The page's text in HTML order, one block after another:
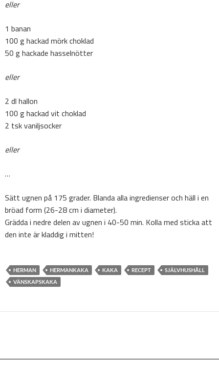
eller
1 banan
100 g hackad mörk choklad
50 g hackade hasselnötter
eller
2 dl hallon
100 g hackad vit choklad
2 tsk vaniljsocker
eller
…
Sätt ugnen på 175 grader. Blanda alla ingredienser och häll i en
bröad form (26-28 cm i diameter).
Grädda i nedre delen av ugnen i 40-50 min. Kolla med sticka att
den inte är kladdig i mitten!
HERMAN HERMANKAKA KAKA RECEPT
SJÄLVHUSHÅLL
VÄNSKAPSKAKA